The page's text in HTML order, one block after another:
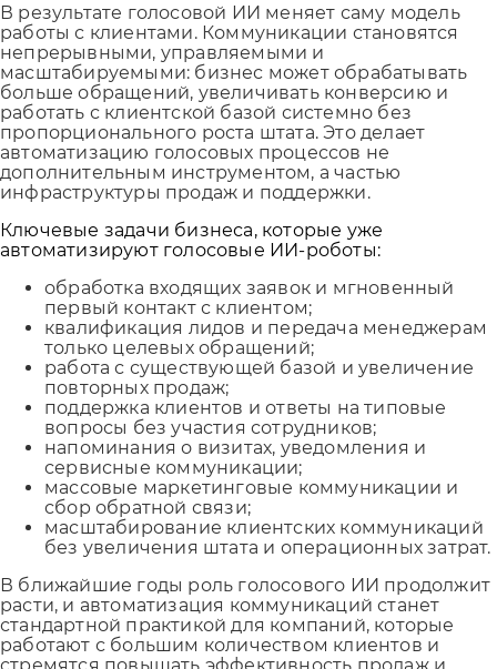
В результате голосовой ИИ меняет саму модель
работы с клиентами. Коммуникации становятся
непрерывными, управляемыми и
масштабируемыми: бизнес может обрабатывать
больше обращений, увеличивать конверсию и
работать с клиентской базой системно без
пропорционального роста штата. Это делает
автоматизацию голосовых процессов не
дополнительным инструментом, а частью
инфраструктуры продаж и поддержки.
Ключевые задачи бизнеса, которые уже
автоматизируют голосовые ИИ-роботы:
обработка входящих заявок и мгновенный
первый контакт с клиентом;
квалификация лидов и передача менеджерам
только целевых обращений;
работа с существующей базой и увеличение
повторных продаж;
поддержка клиентов и ответы на типовые
вопросы без участия сотрудников;
напоминания о визитах, уведомления и
сервисные коммуникации;
массовые маркетинговые коммуникации и
сбор обратной связи;
масштабирование клиентских коммуникаций
без увеличения штата и операционных затрат.
В ближайшие годы роль голосового ИИ продолжит
расти, и автоматизация коммуникаций станет
стандартной практикой для компаний, которые
работают с большим количеством клиентов и
стремятся повышать эффективность продаж и